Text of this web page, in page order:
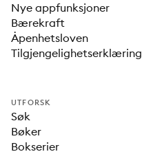
Nye appfunksjoner
Bærekraft
Åpenhetsloven
Tilgjengelighetserklæring
UTFORSK
Søk
Bøker
Bokserier